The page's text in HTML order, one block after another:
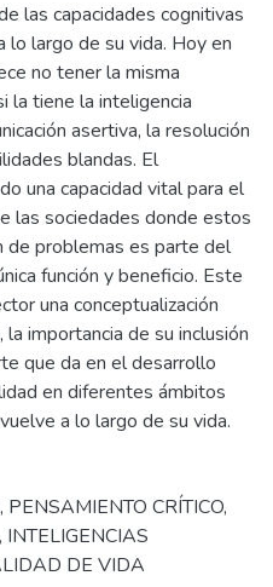
las capacidades cognitivas
lo largo de su vida. Hoy en
no tener la misma
la tiene la inteligencia
asertiva, la resolución
blandas. El
una capacidad vital para el
las sociedades donde estos
de problemas es parte del
función y beneficio. Este
una conceptualización
importancia de su inclusión
que da en el desarrollo
en diferentes ámbitos
a lo largo de su vida.
, PENSAMIENTO CRÍTICO,
, INTELIGENCIAS
DE VIDA